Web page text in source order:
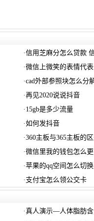
·信用芝麻分怎么贷款
·微信上微笑的表情代
·cad外部参照块怎么分
·再见2020说说抖音
· 15gb是多少流量
·如何发抖音
·360主板与365主板的
·微信里我的钱包怎么
·苹果的qq空间怎么切
· 支付宝怎么领公交卡
·真人演示—人体脂肪